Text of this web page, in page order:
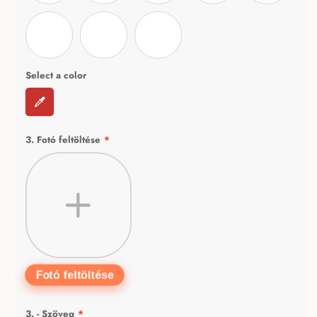
libre-baskervilleregularCharmonman-RegularPacifico-Regular
Select a color
3. Fotó feltöltése *
Fotó feltöltése
3. - Szöveg *